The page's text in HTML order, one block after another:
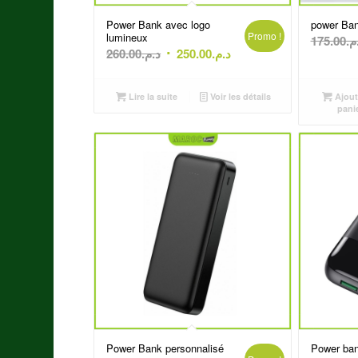
Power Bank avec logo
lumineux
د.م.260.00
Le
initial
د.م.260.00.
د.م.250.00
Le
actuel
د.م.250.00.
Promo !
Lire la suite Voir les détails
power
175.00
Power Bank personnalisé Power